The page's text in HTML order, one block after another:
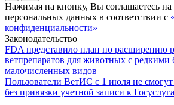
Нажимая на кнопку, Вы соглашаетесь на
персональных данных в соответствии с
конфиденциальности»
Законодательство
FDA представило план по расширению
ветпрепаратов для животных с редкими
малочисленных видов
Пользователи ВетИС с 1 июля не
без привязки учетной записи к